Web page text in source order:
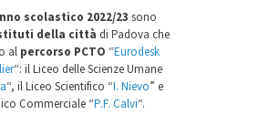
scolastico 2022/23 sono
della città di Padova che
al percorso PCTO “Eurodesk
“: il Liceo delle Scienze Umane
“, il Liceo Scientifico “I. Nievo” e
Commerciale “P.F. Calvi“.